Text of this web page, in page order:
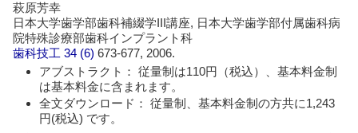
萩原芳幸
日本大学歯学部歯科補綴学III講座, 日本大学歯学部付属歯科病
院特殊診療部歯科インプラント科
歯科技工 34 (6)673-677, 2006.
アブストラクト： 従量制は110円（税込）、基本料金制
は基本料金に含まれます。
全文ダウンロード： 従量制、基本料金制の方共に1,243
円(税込) です。